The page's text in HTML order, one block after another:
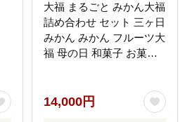
大福 まるごと みかん大福
詰め合わせ セット 三ヶ日
みかん みかん フルーツ大
福 母の日 和菓子 お菓子
福 フルーツ 取り寄せ お
取り寄せ ご当地 ご当地グ
14,000円